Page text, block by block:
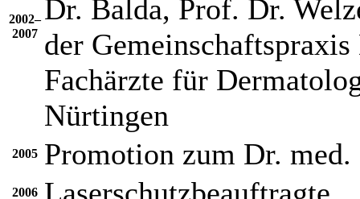
2002–
2007
Dr. Balda, Prof. Dr.
der
Fachärzte für
Nürtingen
2005 Promotion zum Dr. med.
2006